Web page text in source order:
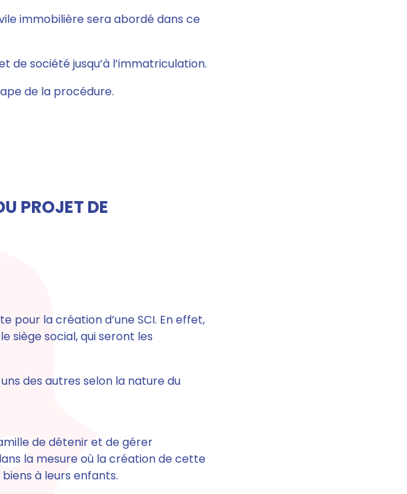
immobilière sera abordé dans ce
société jusqu’à l’immatriculation.
de la procédure.
PROJET DE
la création d’une SCI. En effet,
siège social, qui seront les
des autres selon la nature du
de détenir et de gérer
la mesure où la création de cette
à leurs enfants.